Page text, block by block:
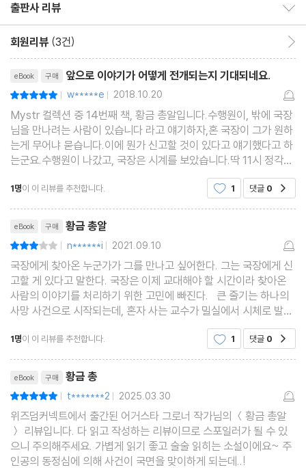
출판사 리뷰
회원리뷰 (3건)
eBook 구매 앞으로 이야기가 어떻게 전개되는지 기대되네요.
| w*****e | 2018.10.20
Mystr 컬렉션 중 14번째 책, 황금 총알입니다.수행원이, 밖에 국장
님을 만나려는 사람이 있습니다 라고 얘기하자,혼 국장이 그가 원하
는게 무어냐 묻습니다.이에 뭔가 신고할 것이 있다고 얘기했다고 하
는군요.수행원이 나갔고, 국장은 시계를 보았습니다.딱 11시 정각이
었지만, 그의 당직 근무를 교대해줘야하는 동료가 아직 나타나지 않
았습니다.만약 새로운 사건이라면, 그 혼자 일을
1명이 이 리뷰를 추천합니다. 1 댓글 0
eBook 구매 황금 총알
| n******i | 2021.09.10
국장에게 찾아온 누군가가 그를 만나고 싶어한다. 그는 국장에게 신
고할 게 있다고 말한다. 국장은 이제 교대해야 할 시간이라 찾아온
사람의 이야기를 처리하기 위한 고민에 빠진다. 큰 줄기는 하나의
사망 사건으로 시작되는데, 혼자 사는 교수가 밀실에서 시체로 발견
되고, 그 죽음에 진상을 밝혀야만 했다. 밀실 안에서는 교수가 남긴
편지가 있었는데, 그가 누군가에게 쫓기
1명이 이 리뷰를 추천합니다. 1 댓글 0
eBook 구매 황금 총
| t*******2 | 2025.03.30
위즈덤커넥트에서 출간된 어거스타 그로너 작가님의 ＜황금 총알
＞ 리뷰입니다. 다 읽고 작성하는 리뷰이므로 스포일러가 될 수 있
으니 주의해주세요. 가볍게 읽기 좋고 술술 읽히는 소설이에요~ 주
인공의 동정심에 의해 사건이 국면을 맞이하게 되는데..!